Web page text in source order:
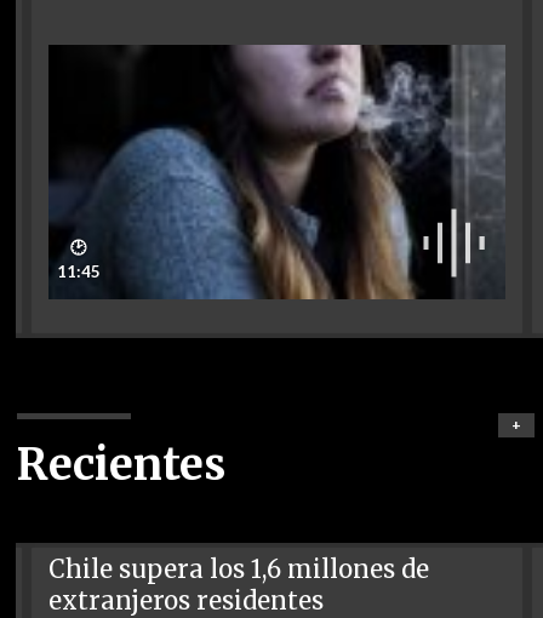
🕑
11:45
Recientes
+
Chile supera los 1,6 millones de
extranjeros residentes